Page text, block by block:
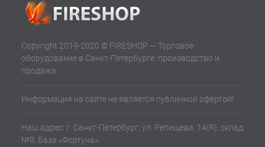
Copyright 2019-2020 © FIRESHOP — Торговое
оборудование в Санкт-Петербурге: производство и
продажа.
Информация на сайте не является публичной офертой!
Наш адрес: г. Санкт-Петербург, ул. Репищева, 14(Я), склад
№9, База «Фортуна»